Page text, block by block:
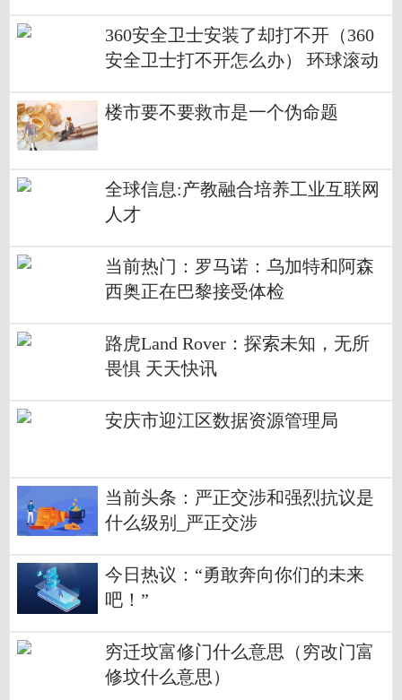
360安全卫士安装了却打不开（360
安全卫士打不开怎么办） 环球滚动
楼市要不要救市是一个伪命题
全球信息:产教融合培养工业互联网
人才
当前热门：罗马诺：乌加特和阿森
西奥正在巴黎接受体检
路虎Land Rover：探索未知，无所
畏惧 天天快讯
安庆市迎江区数据资源管理局
当前头条：严正交涉和强烈抗议是
什么级别_严正交涉
今日热议：“勇敢奔向你们的未来
吧！”
穷迁坟富修门什么意思（穷改门富
修坟什么意思）